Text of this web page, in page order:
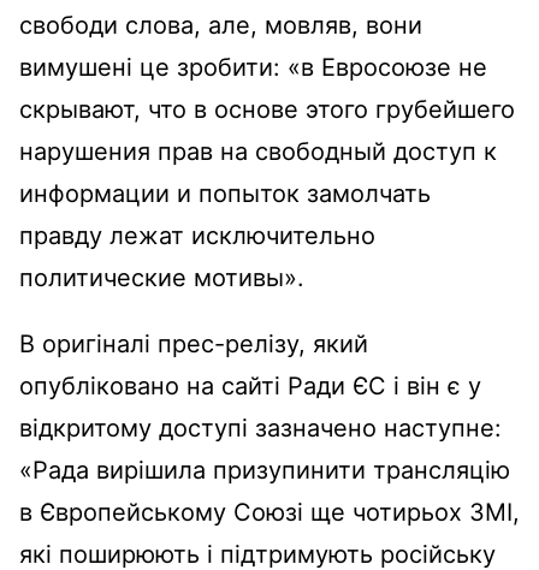
свободи слова, але, мовляв, вони
вимушені це зробити: «в Евросоюзе не
скрывают, что в основе этого грубейшего
нарушения прав на свободный доступ к
информации и попыток замолчать
правду лежат исключительно
политические мотивы».
В оригіналі прес-релізу, який
опубліковано на сайті Ради ЄС і він є у
відкритому доступі зазначено наступне:
«Рада вирішила призупинити трансляцію
в Європейському Союзі ще чотирьох ЗМІ,
які поширюють і підтримують російську